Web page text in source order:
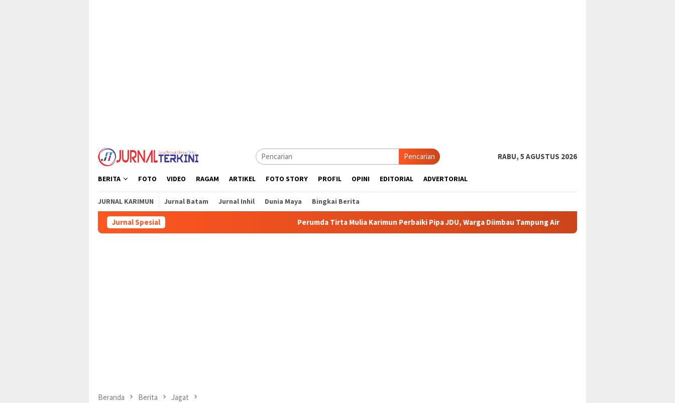
Pencarian RABU, 5 AGUSTUS 2026
BERITA FOTO VIDEO RAGAM ARTIKEL FOTO STORY PROFIL OPINI EDITORIAL ADVERTORIAL
JURNAL KARIMUN Jurnal Batam Jurnal Inhil Dunia Maya Bingkai Berita
Jurnal Spesial Perumda Tirta Mulia Karimun Perbaiki Pipa JDU, Warga Diimbau Tampung Air Pemkab Karimun minta warga tidak
Beranda Berita Jagat